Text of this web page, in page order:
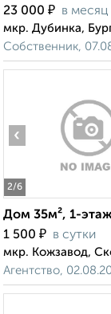
23 000 ₽ в месяц
мкр. Дубинка,
Собственник,
2/6
‹
Дом 35м², 1-
1 500 ₽ в сутки
мкр. Кожзавод,
Агентство,